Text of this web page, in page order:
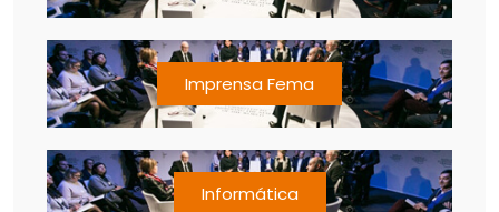
Imprensa Fema
Informática